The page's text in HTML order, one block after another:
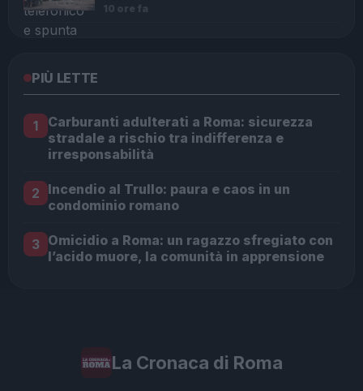
10 ore fa
PIÙ LETTE
1
Carburanti adulterati a Roma: sicurezza
stradale a rischio tra indifferenza e
irresponsabilità
2 Incendio al Trullo: paura e caos in un
condominio romano
3 Omicidio a Roma: un ragazzo sfregiato con
l’acido muore, la comunità in apprensione
La Cronaca di Roma